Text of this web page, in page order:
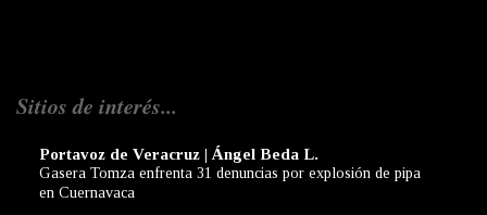
Sitios de interés...
Portavoz de Veracruz | Ángel Beda L.
Gasera Tomza enfrenta 31 denuncias por explosión de pipa
en Cuernavaca